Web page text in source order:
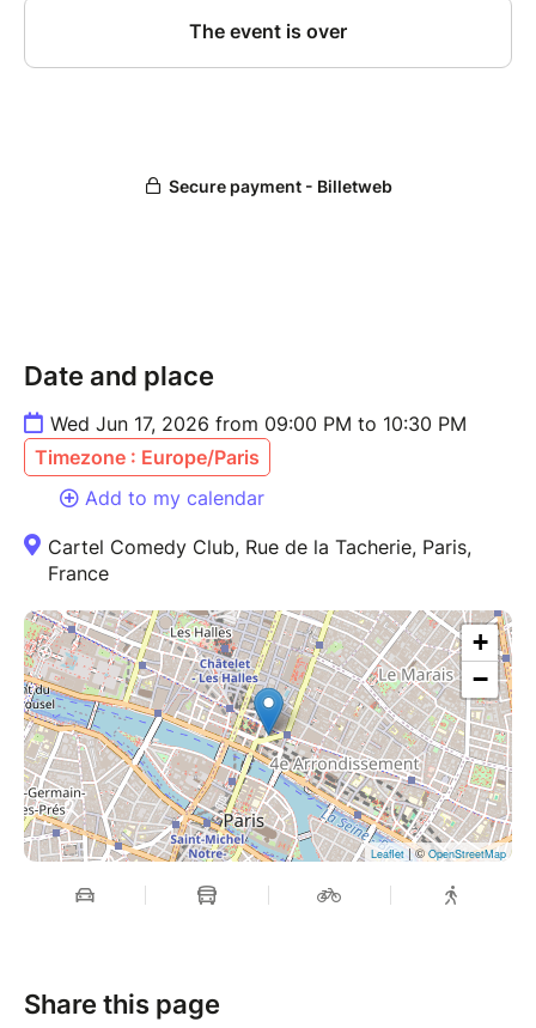
Date and place
Wed Jun 17, 2026 from 09:00 PM to 10:30 PM
Timezone : Europe/Paris
Add to my calendar
Cartel Comedy Club, Rue de la Tacherie, Paris,
France
+
−
Leaflet| ©OpenStreetMap
Share this page